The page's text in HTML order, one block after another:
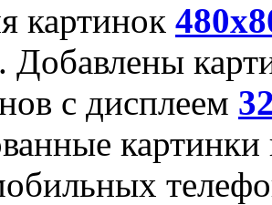
картинок
. Добавлены
с дисплеем
картинки